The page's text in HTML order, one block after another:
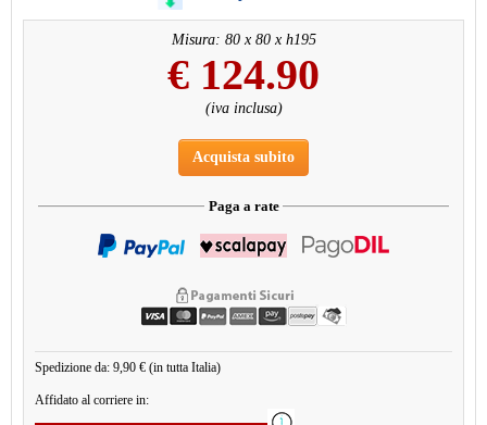
Misura: 80 x 80 x h195
€ 124.90
(iva inclusa)
Acquista subito
Paga a rate
Spedizione da: 9,90 € (in tutta Italia)
Affidato al corriere in: